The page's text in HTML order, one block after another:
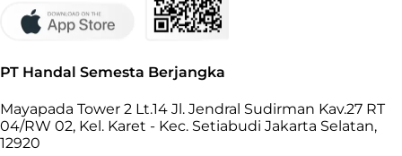
PT Handal Semesta Berjangka
Mayapada Tower 2 Lt.14 Jl. Jendral Sudirman Kav.27 RT
04/RW 02, Kel. Karet - Kec. Setiabudi Jakarta Selatan,
12920